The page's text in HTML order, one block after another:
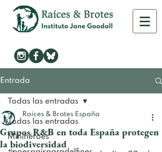
Entrada
Todas las entradas
Minihéroes
Todas las entradas
Grupos R&B en toda España protegen
la biodiversidad
Raíces & Brotes España